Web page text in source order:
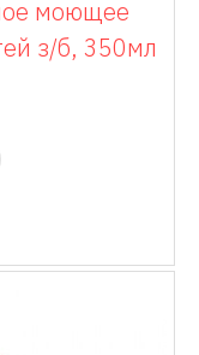
моющее
з/б, 350мл